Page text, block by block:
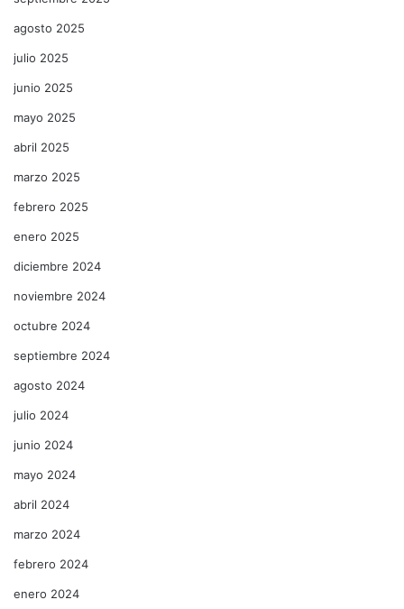
agosto 2025
julio 2025
junio 2025
mayo 2025
abril 2025
marzo 2025
febrero 2025
enero 2025
diciembre 2024
noviembre 2024
octubre 2024
septiembre 2024
agosto 2024
julio 2024
junio 2024
mayo 2024
abril 2024
marzo 2024
febrero 2024
enero 2024